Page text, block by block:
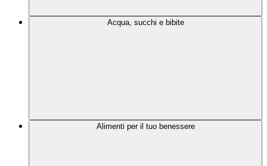
Acqua, succhi e bibite
Alimenti per il tuo benessere